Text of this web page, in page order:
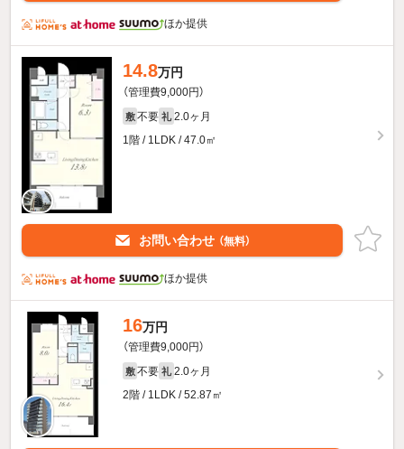
ほか提供
14.8万円
（管理費9,000円）
敷 不要 礼 2.0ヶ月
1階 / 1LDK / 47.0㎡
お問い合わせ （無料）
ほか提供
16万円
（管理費9,000円）
敷 不要 礼 2.0ヶ月
2階 / 1LDK / 52.87㎡